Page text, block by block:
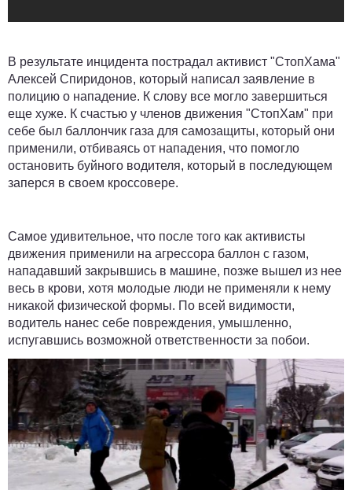
В результате инцидента пострадал активист "СтопХама"
Алексей Спиридонов, который написал заявление в
полицию о нападение. К слову все могло завершиться
еще хуже. К счастью у членов движения "СтопХам" при
себе был баллончик газа для самозащиты, который они
применили, отбиваясь от нападения, что помогло
остановить буйного водителя, который в последующем
заперся в своем кроссовере.
Самое удивительное, что после того как активисты
движения применили на агрессора баллон с газом,
нападавший закрывшись в машине, позже вышел из нее
весь в крови, хотя молодые люди не применяли к нему
никакой физической формы. По всей видимости,
водитель нанес себе повреждения, умышленно,
испугавшись возможной ответственности за побои.